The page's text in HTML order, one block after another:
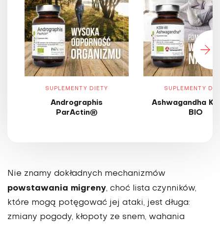
SUPLEMENTY DIETY
Andrographis
ParActin®
SUPLEMENTY
Ashwagandha
BIO
Nie znamy dokładnych mechanizmów
powstawania migreny, choć lista czynników,
które mogą potęgować jej ataki, jest długa:
zmiany pogody, kłopoty ze snem, wahania